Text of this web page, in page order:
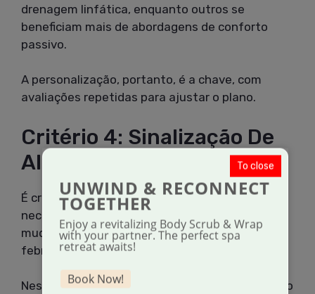
drenagem linfática, enquanto outros se
beneficiam mais de abordagens de conforto
passivo.
A personalização, portanto, é a chave, com
avaliações repetidas para ajustar o plano.
Critério 4: Sinalização De
Alerta
É crucial observar sinais que indiquem
necessidade de ajuste: dor que persiste,
mudança de cor na pele, calor excessivo ou
febre.
Nessas situações, é essencial buscar orientação
UNWIND & RECONNECT
TOGETHER
Enjoy a revitalizing Body Scrub & Wrap
with your partner. The perfect spa
retreat awaits!
Book Now!
To close